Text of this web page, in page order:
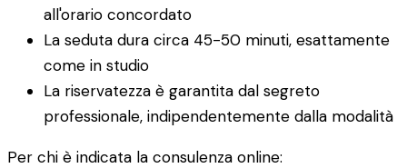
all'orario concordato
La seduta dura circa 45-50 minuti, esattamente
come in studio
La riservatezza è garantita dal segreto
professionale, indipendentemente dalla modalità
Per chi è indicata la consulenza online: